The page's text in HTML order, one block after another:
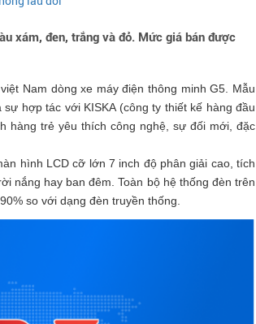
xám, đen, trắng và đỏ. Mức giá bán được
Nam dòng xe máy điện thông minh G5. Mẫu
hợp tác với KISKA (công ty thiết kế hàng đầu
hàng trẻ yêu thích công nghệ, sự đối mới, đặc
hình LCD cỡ lớn 7 inch độ phân giải cao, tích
nắng hay ban đêm. Toàn bộ hệ thống đèn trên
so với dạng đèn truyền thống.